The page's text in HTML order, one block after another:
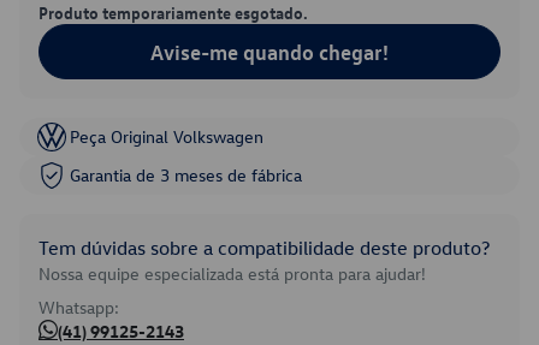
Produto temporariamente esgotado.
Avise-me quando chegar!
Peça Original Volkswagen
Garantia de 3 meses de fábrica
Tem dúvidas sobre a compatibilidade deste produto?
Nossa equipe especializada está pronta para ajudar!
Whatsapp:
(41) 99125-2143